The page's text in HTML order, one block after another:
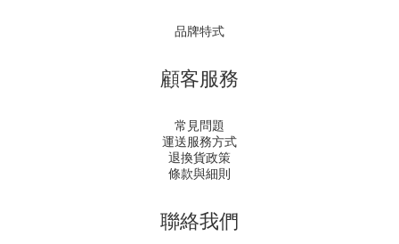
品牌特式
顧客服務
常見問題
運送服務方式
退換貨政策
條款與細則
聯絡我們